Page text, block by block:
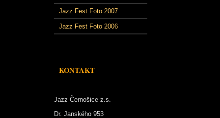
Jazz Fest Foto 2007
Jazz Fest Foto 2006
KONTAKT
Jazz Černošice z.s.
Dr. Janského 953